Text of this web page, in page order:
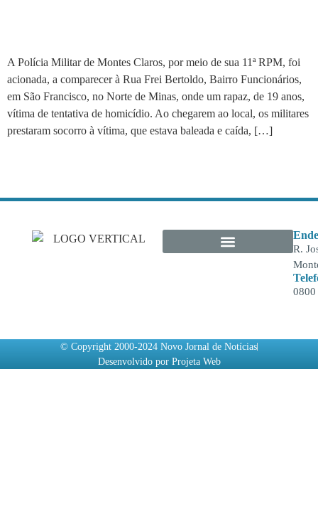
A Polícia Militar de Montes Claros, por meio de sua 11ª RPM, foi
acionada, a comparecer à Rua Frei Bertoldo, Bairro Funcionários,
em São Francisco, no Norte de Minas, onde um rapaz, de 19 anos,
vítima de tentativa de homicídio. Ao chegarem ao local, os militares
prestaram socorro à vítima, que estava baleada e caída, […]
R.
0800
© Copyright 2000-2024 Novo Jornal de Notícias
Desenvolvido por Projeta Web